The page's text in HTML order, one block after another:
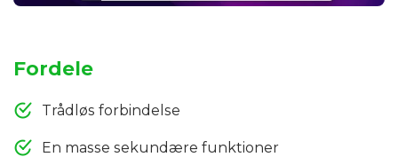
Fordele
Trådløs forbindelse
En masse sekundære funktioner